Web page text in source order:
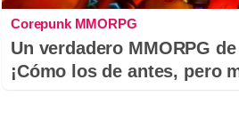
Corepunk MMORPG
Un verdadero MMORPG
¡Cómo los de antes, pero